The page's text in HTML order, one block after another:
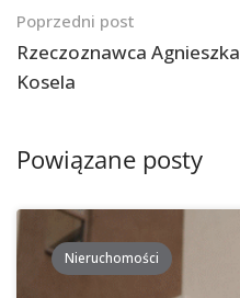
Nawigacja
po
postach
Poprzedni post
Rzeczoznawca Agnieszka
Kosela
Powiązane posty
Nieruchomości